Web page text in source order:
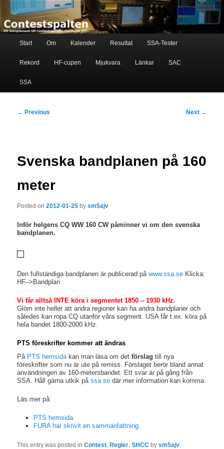
primary
content
Contestspalten
Ett komplement till contestspalten i tidningen QTC
Start Om Kalender Resultat SSA-Tester
Rekord HF-cupen Mjukvara Länkar SAC
SSA
Post
← Previous Next →
Svenska bandplanen på 160
meter
Posted on2012-01-25 bysm5ajv
Inför helgens CQ WW 160 CW påminner vi om den svenska
bandplanen.
Den fullständiga bandplanen är publicerad påwww.ssa.se Klicka:
HF–>Bandplan
Vi får alltså INTE köra i segmentet 1850 – 1930 kHz.
Glöm inte heller att andra regioner kan ha andra bandplaner och
således kan ropa CQ utanför våra segment. USA får t.ex. köra på
hela bandet 1800-2000 kHz.
PTS föreskrifter kommer att ändras
På PTS hemsida kan man läsa om detförslagtill nya
föreskrifter som nu är ute på remiss. Förslaget berör bland annat
användningen av 160-metersbandet. Ett svar är på gång från
SSA. Håll gärna utkik påssa.se där mer information kan komma.
Läs mer på:
PTS hemsida
FURA har skrivit en sammanfattning
This entry was posted inContest, Regler,SHCC bysm5ajv.